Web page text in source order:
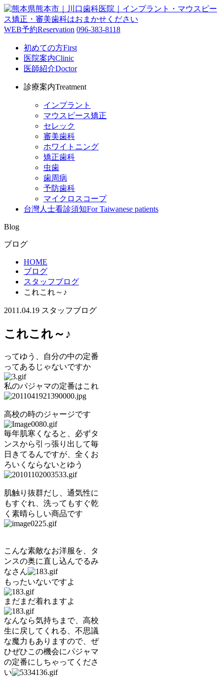
WEB予約Reservation 096-383-8118
初めての方First
医院案内Clinic
医師紹介Doctor
診療案内Treatment
インプラント
マウスピース矯正
セレック
審美歯科
ホワイトニング
矯正歯科
虫歯
歯周病
予防歯科
マイクロスコープ
台灣人士看診須知For Taiwanese patients
Blog
ブログ
HOME
ブログ
スタッフブログ
これこれ～♪
2011.04.19 スタッフブログ
これこれ～♪
ってゆう、自分の中の定番
ってあるじゃないですか
私のパジャマの定番はこれ
高校の時のジャージです
毎年肌寒くなると、必ずタ
ンスから引っ張り出して毎
日きてるんですが、全くお
ろいくならないとゆう
肌触り抜群だし、通気性に
もすぐれ、洗ってもすぐ乾
く素晴らしい商品です
こんな素敵なお洋服を、タ
ンスの奥に直し込んでるみ
なさん
もったいないですよ
まだまだ着れますよ
なんなら気持ちまで、高校
生に戻してくれる、不思議
な魔力もありますので、ぜ
ひぜひこの機会にパジャマ
の定番にしちゃってくださ
い